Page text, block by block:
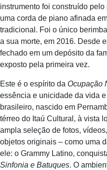
instrumento foi construído
uma corda de piano afinada
tradicional. Foi o único
a sua morte, em 2016. Desde
fechado em um depósito da
exposto pela primeira vez.
Este é o espírito da Ocupação
essência e unicidade da vida
brasileiro, nascido em
térreo do Itaú Cultural, à vista
ampla seleção de fotos,
objetos originais – como uma
ele: o Grammy Latino,
Sinfonia e Batuques. O